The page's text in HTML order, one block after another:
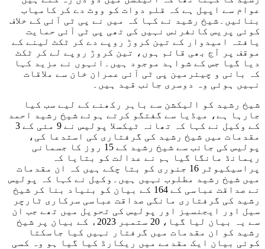
عوام سے اپیل ہے کہ قلم دوات کو ووٹ دے کر کامیاب
بنائیں۔شیخ رشید نے کہا کہ میں نے پی ٹی آئی کے خلاف
کوئی پریس کانفرنس نہیں کی تھی پی ٹی آئی حمایت
یافتہ امیدوار کے تین کروڑ روپے دے کر ٹکٹ لینے کے
موقف پر آج بھی قائم ہوں، تین کروڑ روپے لے کر ٹکٹ
دیا گیا جس کے شواہد موجود ہیں۔انہوں نے مزید کہا
کہ بانی و چیئرمین پی ٹی آئی عمران خان سے ملاقات
نہیں ہوئی وہ دوسری جانب قید ہیں۔
شیخ رشید کو الیکشن سے باہر رکھنے کے لیے سب کیا
جارہا ہے، میڈیا سے گفتگو کرتے ہوئے شیخ رشید احمد
کے وکیل نے کہا کہ تھانہ ٹیکسلا پولیس نے 9 مئی کے 3
مقدمات میں شیخ رشید کی گرفتاری کی استدعا کی،
پولیس کی جانب سے شیخ رشید کے 15 روز کا جسمانی
ریمانڈ مانگا گیا ہم نے عدالت کو بتایا کہ
پراسیکیوٹر 16 جنوری کو بتا چکے ہیں کہ ان مقدمات
میں شیخ رشید مطلوب نہیں ہیں۔وکیل نے کہا کہ پولیس
نے صداقت عباسی کے 164 کے بیان کو بنیاد بنا کر شیخ
رشید کی گرفتاری مانگی صداقت عباسی سرکاری ٹارچر
سیل اور ایجنسیز اور پولیس کی تحویل میں تھے جب ان
سے یہ بیان لیا گیا، 20 ستمبر 2023ء کے بیان پر شیخ
رشید کو ان مقدمات میں گرفتار نہیں کیا جاسکتا
کوئی بیان ایک مقدمے میں ریکارڈ کیا گیا ہو وہ کسی